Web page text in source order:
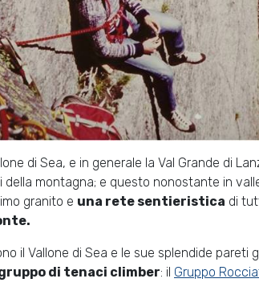
di Sea, e in generale la Val Grande di
della montagna; e questo nonostante in
granito e una rete sentieristica di
il Vallone di Sea e le sue splendide
di tenaci climber: il Gruppo